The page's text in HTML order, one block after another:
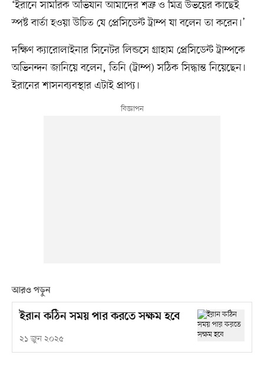
‘ইরানে সামরিক অভিযান আমাদের শত্রু ও মিত্র উভয়ের কাছেই
স্পষ্ট বার্তা হওয়া উচিত যে প্রেসিডেন্ট ট্রাম্প যা বলেন তা করেন।’
দক্ষিণ ক্যারোলাইনার সিনেটর লিন্ডসে গ্রাহাম প্রেসিডেন্ট ট্রাম্পকে
অভিনন্দন জানিয়ে বলেন, তিনি (ট্রাম্প) সঠিক সিদ্ধান্ত নিয়েছেন।
ইরানের শাসনব্যবস্থার এটাই প্রাপ্য।
আরও পড়ুন
ইরান কঠিন সময় পার করতে সক্ষম হবে
২১ জুন ২০২৫